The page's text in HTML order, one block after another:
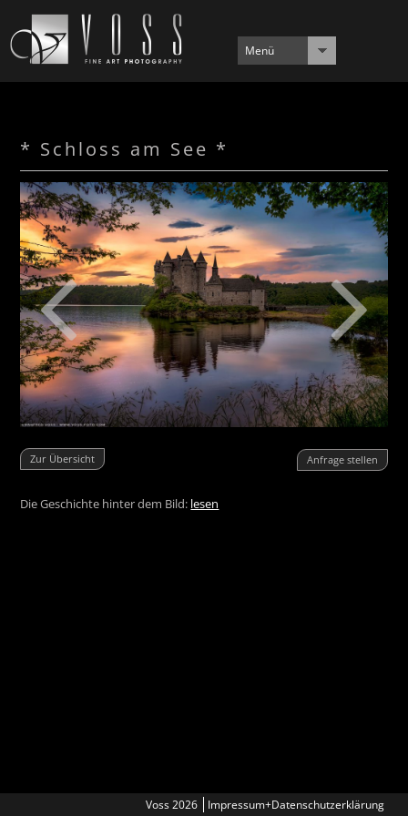
Menü
* Schloss am See *
Zur Übersicht Anfrage stellen
Die Geschichte hinter dem Bild: lesen
Voss 2026 Impressum+Datenschutzerklärung